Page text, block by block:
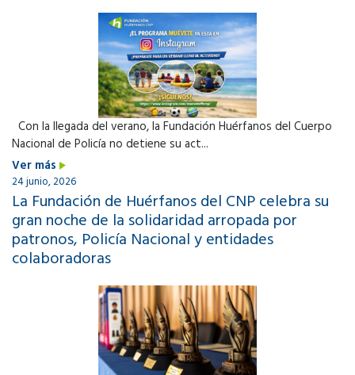
Con la llegada del verano, la Fundación Huérfanos del Cuerpo
Nacional de Policía no detiene su act...
Ver más
24 junio, 2026
La Fundación de Huérfanos del CNP celebra su
gran noche de la solidaridad arropada por
patronos, Policía Nacional y entidades
colaboradoras